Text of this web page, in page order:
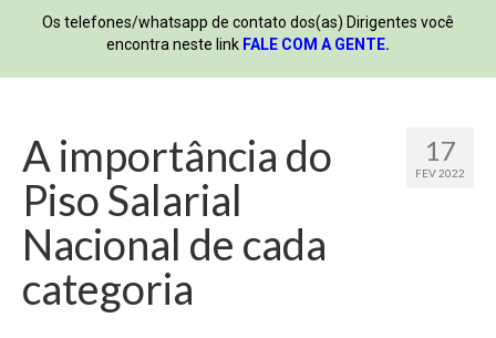
Os telefones/whatsapp de contato dos(as) Dirigentes você
encontra neste link FALE COM A GENTE.
17
FEV 2022
A importância do
Piso Salarial
Nacional de cada
categoria